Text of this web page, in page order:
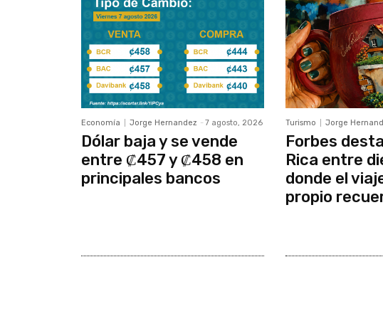
Economía Jorge Hernandez - 7 agosto, 2026
Dólar baja y se vende
entre ₡457 y ₡458 en
principales bancos
Turismo Jorge
Forbes
Rica entre
donde el
propio